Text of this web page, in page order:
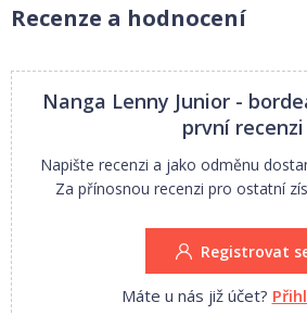
Materiál: 100% bio bavlna, podrážka
jako při chůzi naboso
Bačkůrky Nanga jsou vítězem testu
Německého časopisu OKO-TEST, kde
dalších značek
Recenze a hodnocení
Nanga Lenny Junior -
první recenzi
Napište recenzi a jako odměnu
Za přínosnou recenzi pro ostatní
Registrovat
Máte u nás již účet?